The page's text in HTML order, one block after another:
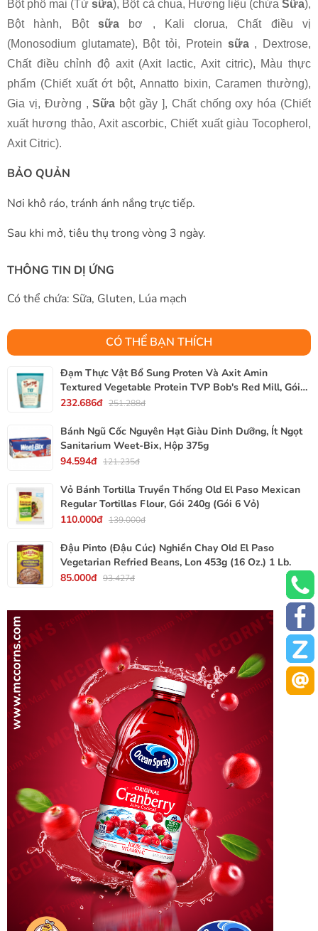
Bột phô mai (Từsữa), Bột cà chua, Hương liệu (chứaSữa),
Bột hành, Bột sữabơ , Kali clorua, Chất điều vị
(Monosodium glutamate), Bột tỏi, Protein sữa, Dextrose,
Chất điều chỉnh độ axit (Axit lactic, Axit citric), Màu thực
phẩm (Chiết xuất ớt bột, Annatto bixin, Caramen thường),
Gia vị, Đường ,Sữa bột gầy ], Chất chống oxy hóa (Chiết
xuất hương thảo, Axit ascorbic, Chiết xuất giàu Tocopherol,
Axit Citric).
BẢO QUẢN
Nơi khô ráo, tránh ánh nắng trực tiếp.
Sau khi mở, tiêu thụ trong vòng 3 ngày.
THÔNG TIN DỊ ỨNG
Có thể chứa: Sữa, Gluten, Lúa mạch
CÓ THỂ BẠN THÍCH
Đạm Thực Vật Bổ Sung Proten Và Axit Amin
Textured Vegetable Protein TVP Bob's Red Mill, Gói
340g, 12 Oz.
232.686đ 251.288đ
Bánh Ngũ Cốc Nguyên Hạt Giàu Dinh Dưỡng, Ít Ngọt
Sanitarium Weet-Bix, Hộp 375g
94.594đ 121.235đ
Vỏ Bánh Tortilla Truyền Thống Old El Paso Mexican
Regular Tortillas Flour, Gói 240g (Gói 6 Vỏ)
110.000đ 139.000đ
Đậu Pinto (Đậu Cúc) Nghiền Chay Old El Paso
Vegetarian Refried Beans, Lon 453g (16 Oz.) 1 Lb.
85.000đ 93.427đ